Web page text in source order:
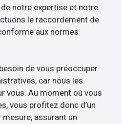
notre expertise et notre
le raccordement de
aux normes
de vous préoccuper
car nous les
vous. Au moment où vous
vous profitez donc d’un
assurant un